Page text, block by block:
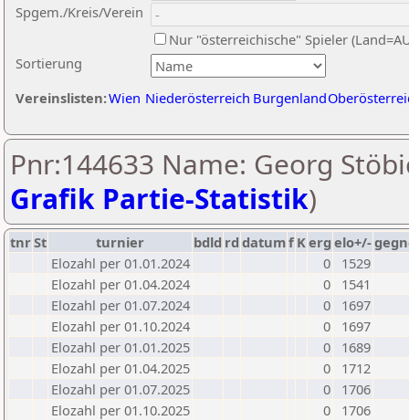
Sortierung
Spgem./Kreis/Verein
Nur "österreichische" Spieler
Vereinslisten:Wien Niederösterreich Burgenland
Pnr:144633 Name: Georg
Grafik Partie-Statistik)
tnrSt turnier bdld rd datumf Kerg elo+/-
Elozahl per 01.01.2024
0
1529
Elozahl per 01.04.2024
0
1541
Elozahl per 01.07.2024
0
1697
Elozahl per 01.10.2024
0
1697
Elozahl per 01.01.2025
0
1689
Elozahl per 01.04.2025
0
1712
Elozahl per 01.07.2025
0
1706
Elozahl per 01.10.2025
0
1706